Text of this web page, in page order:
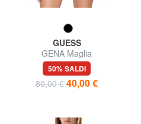
GUESS
GENA Maglia
50% SALDI
80,00 € 40,00 €